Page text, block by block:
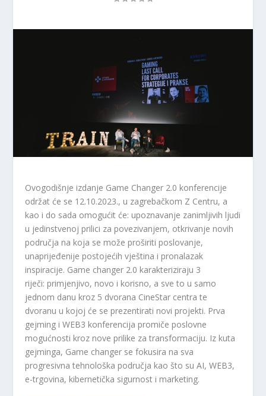
Ovogodišnje izdanje Game Changer 2.0 konferencije
održat će se 12.10.2023., u zagrebačkom Z Centru, a
kao i do sada omogućit će: upoznavanje zanimljivih ljudi
u jedinstvenoj prilici za povezivanjem, otkrivanje novih
područja na koja se može proširiti poslovanje,
unaprijeđenije postojećih vještina i pronalazak
inspiracije. Game changer 2.0 karakteriziraju 3
riječi: primjenjivo, novo i korisno, a sve to u samo
jednom danu kroz 5 dvorana CineStar centra te
dvoranu u kojoj će se prezentirati novi projekti. Prva
gejming i WEB3 konferencija promiče poslovne
mogućnosti kroz nove prilike za transformaciju. Iz kuta
gejminga, Game changer se fokusira na sva
progresivna tehnološka područja kao što su AI, WEB3,
e-trgovina, kibernetička sigurnost i marketing.